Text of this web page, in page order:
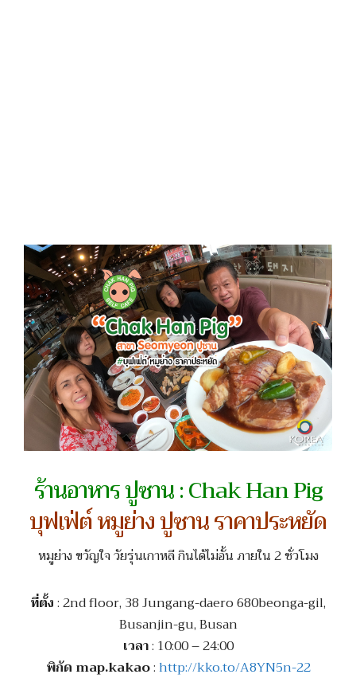
ร้านอาหาร ปูซาน : Chak Han Pig
บุฟเฟ่ต์ หมูย่าง ปูซาน ราคาประหยัด
หมูย่าง ขวัญใจ วัยรุ่นเกาหลี กินได้ไม่อั้น ภายใน 2 ชั่วโมง
ที่ตั้ง: 2nd floor, 38 Jungang-daero 680beonga-gil,
Busanjin-gu, Busan
เวลา: 10:00 – 24:00
พิกัด map.kakao:http://kko.to/A8YN5n-22